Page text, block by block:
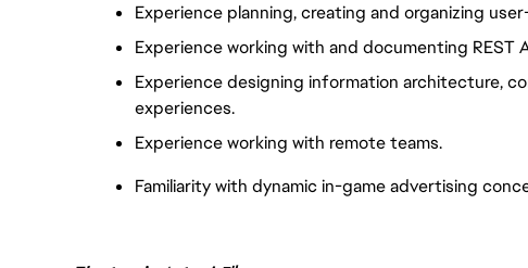
Experience planning, creating and organizing
Experience working with and documenting REST
Experience designing information architecture,
experiences.
Experience working with remote teams.
Familiarity with dynamic in-game advertising